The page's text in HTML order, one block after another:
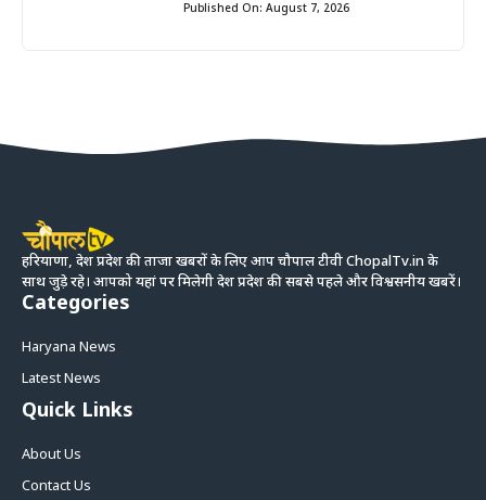
Published On: August 7, 2026
हरियाणा, देश प्रदेश की ताजा खबरों के लिए आप चौपाल टीवी ChopalTv.in के
साथ जुड़े रहे। आपको यहां पर मिलेगी देश प्रदेश की सबसे पहले और विश्वसनीय खबरें।
Categories
Haryana News
Latest News
Quick Links
About Us
Contact Us